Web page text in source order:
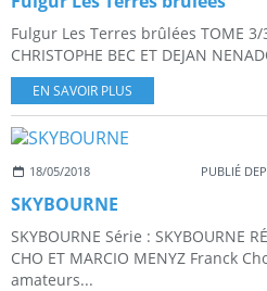
Fulgur Les Terres brûlées TOME 3/3
CHRISTOPHE BEC ET DEJAN
EN SAVOIR PLUS
18/05/2018 PUBLIÉ
SKYBOURNE
SKYBOURNE Série : SKYBOURNE
CHO ET MARCIO MENYZ Franck
amateurs...